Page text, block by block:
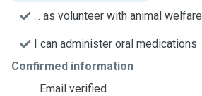
... as volunteer with animal welfare
I can administer oral medications
Confirmed information
Email verified